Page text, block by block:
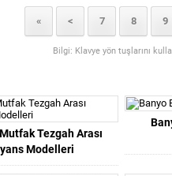
« < 7 8 9
Bilgi: Klavye yön tuşlarını
Tezgah Arası
Modelleri